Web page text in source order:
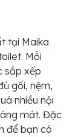
tại Maika
Mỗi
sắp xếp
gối, nệm,
nhiều nội
mát. Đặc
để bạn có